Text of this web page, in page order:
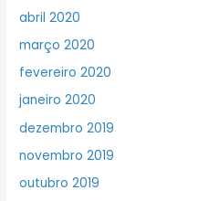
abril 2020
março 2020
fevereiro 2020
janeiro 2020
dezembro 2019
novembro 2019
outubro 2019